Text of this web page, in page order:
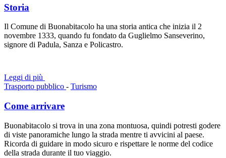
Storia
Il Comune di Buonabitacolo ha una storia antica che inizia il 2
novembre 1333, quando fu fondato da Guglielmo Sanseverino,
signore di Padula, Sanza e Policastro.
Leggi di più
Trasporto pubblico - Turismo
Come arrivare
Buonabitacolo si trova in una zona montuosa, quindi potresti godere
di viste panoramiche lungo la strada mentre ti avvicini al paese.
Ricorda di guidare in modo sicuro e rispettare le norme del codice
della strada durante il tuo viaggio.